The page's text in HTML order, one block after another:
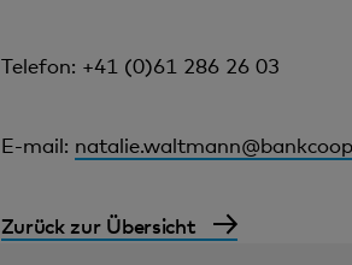
Telefon: +41 (0)61 286 26 03
E-mail:
Zurück zur Übersicht